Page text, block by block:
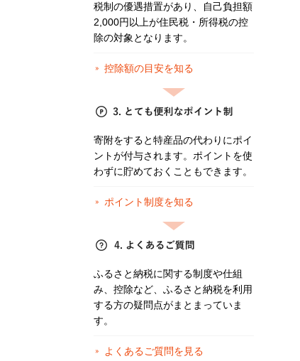
税制の優遇措置があり、自己負担額
2,000円以上が住民税・所得税の控
除の対象となります。
控除額の目安を知る
寄附をすると特産品の代わりにポイ
ントが付与されます。ポイントを使
わずに貯めておくこともできます。
ポイント制度を知る
ふるさと納税に関する制度や仕組
み、控除など、ふるさと納税を利用
する方の疑問点がまとまっていま
す。
よくあるご質問を見る